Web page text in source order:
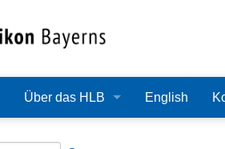
Über das HLB English